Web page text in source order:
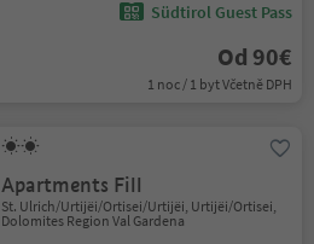
Südtirol Guest Pass
Od 90€
1 noc / 1 byt Včetně DPH
Apartments Fill
St. Ulrich/Urtijëi/Ortisei/Urtijëi, Urtijëi/Ortisei,
Dolomites Region Val Gardena